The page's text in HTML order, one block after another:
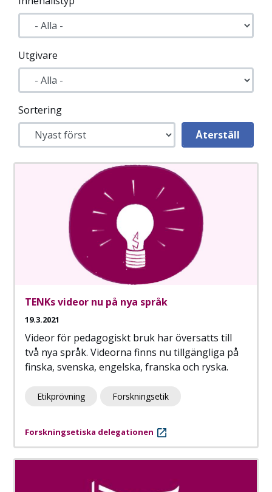
Utgivare
Sortering
TENKs videor nu på nya språk
19.3.2021
Videor för pedagogiskt bruk har översatts till
två nya språk. Videorna finns nu tillgängliga på
finska, svenska, engelska, franska och ryska.
Etikprövning Forskningsetik
Forskningsetiska delegationen